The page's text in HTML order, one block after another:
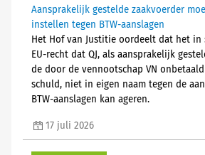
Aansprakelijk gestelde zaakvoerder
instellen tegen BTW-aanslagen
Het Hof van Justitie oordeelt dat het
EU-recht dat QJ, als aansprakelijk
de door de vennootschap VN
schuld, niet in eigen naam tegen de
BTW-aanslagen kan ageren.
17 juli 2026